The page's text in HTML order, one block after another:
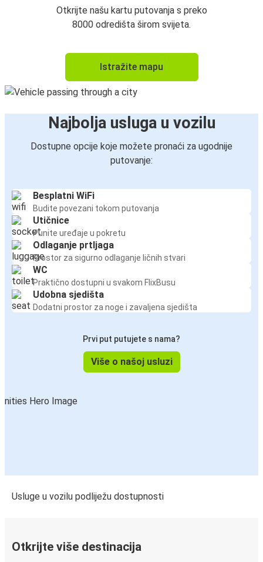
Otkrijte našu kartu putovanja s preko
8000 odredišta širom svijeta.
Istražite mapu
Najbolja usluga u vozilu
Dostupne opcije koje možete pronaći za ugodnije
putovanje:
Besplatni WiFi
Budite povezani tokom putovanja
Utičnice
Punite uređaje u pokretu
Odlaganje prtljaga
Prostor za sigurno odlaganje ličnih stvari
WC
Praktično dostupni u svakom FlixBusu
Udobna sjedišta
Dodatni prostor za noge i zavaljena sjedišta
Prvi put putujete s nama?
Više o našoj usluzi
Usluge u vozilu podliježu dostupnosti
Otkrijte više destinacija